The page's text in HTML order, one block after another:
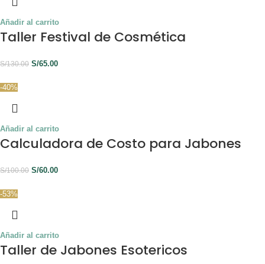
Añadir al carrito
Taller Festival de Cosmética
S/130.00 S/65.00
-40%
Añadir al carrito
Calculadora de Costo para Jabones
S/100.00 S/60.00
-53%
Añadir al carrito
Taller de Jabones Esotericos